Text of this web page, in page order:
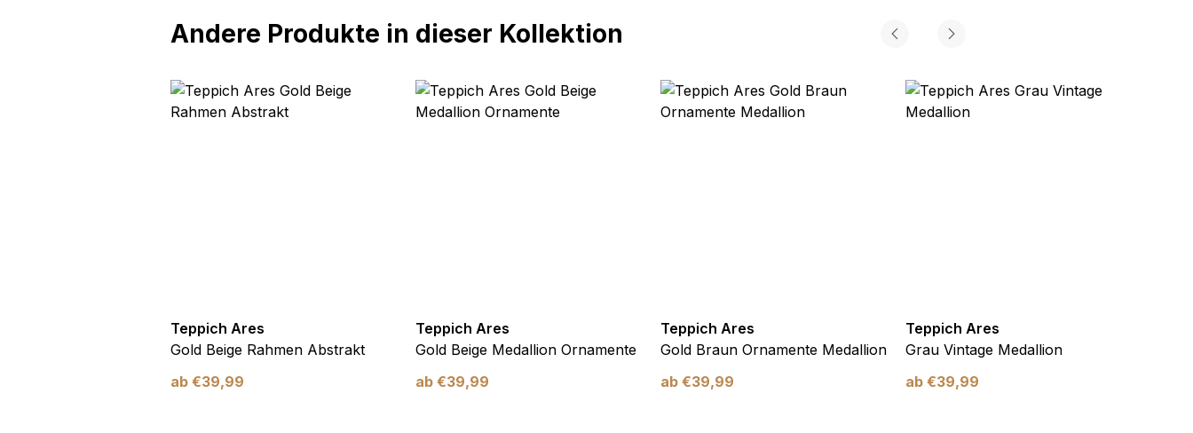
Andere Produkte in dieser Kollektion
Teppich Ares
Gold Beige Rahmen Abstrakt
ab €39,99
Teppich Ares
Gold Beige Medallion Ornamente
ab €39,99
Teppich Ares
Gold Braun Ornamente Medallion
ab €39,99
Teppich Ares
Grau Vintage Medallion
ab €39,99